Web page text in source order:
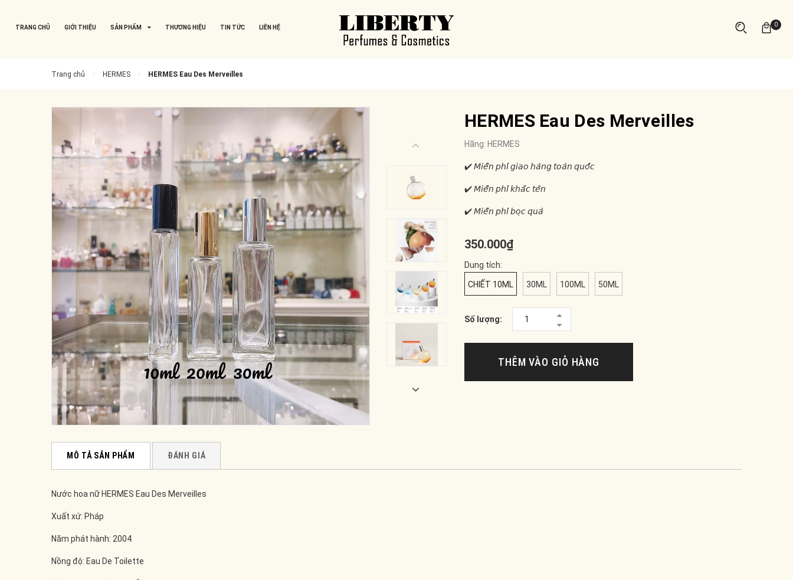
TRANG CHỦ GIỚI THIỆU SẢN PHẨM THƯƠNG HIỆU TIN TỨC LIÊN HỆ 0
Trang chủ HERMES HERMES Eau Des Merveilles
HERMES Eau Des Merveilles
Hãng: HERMES
✔️ 𝘔𝘪𝘦̂̃𝘯 𝘱𝘩𝘪́ 𝘨𝘪𝘢𝘰 𝘩𝘢̀𝘯𝘨 𝘵𝘰𝘢̀𝘯 𝘲𝘶𝘰̂́𝘤
✔️ 𝘔𝘪𝘦̂̃𝘯 𝘱𝘩𝘪́ 𝘬𝘩𝘢̆́𝘤 𝘵𝘦̂𝘯
✔️ 𝘔𝘪𝘦̂̃𝘯 𝘱𝘩𝘪́ 𝘣𝘰̣𝘤 𝘲𝘶𝘢̀
350.000₫
Dung tích:
CHIẾT 10ML 30ML 100ML 50ML
Số lượng:
THÊM VÀO GIỎ HÀNG
MÔ TẢ SẢN PHẨM ĐÁNH GIÁ
Nước hoa nữ HERMES Eau Des Merveilles
Xuất xứ: Pháp
Năm phát hành: 2004
Nồng độ: Eau De Toilette